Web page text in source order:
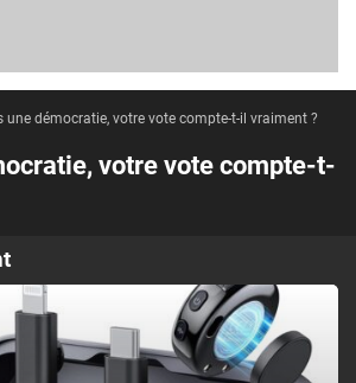
une démocratie, votre vote compte-t-il vraiment ?
votre vote compte-t-